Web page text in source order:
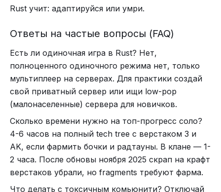
Rust учит: адаптируйся или умри.
Ответы на частые вопросы (FAQ)
Есть ли одиночная игра в Rust? Нет,
полноценного одиночного режима нет, только
мультиплеер на серверах. Для практики создай
свой приватный сервер или ищи low-pop
(малонаселенные) сервера для новичков.
Сколько времени нужно на топ-прогресс соло?
4-6 часов на полный tech tree с верстаком 3 и
AK, если фармить бочки и радтауны. В клане — 1-
2 часа. После обновы ноября 2025 скрап на крафт
верстаков убрали, но fragments требуют фарма.
Что делать с токсичным комьюнити? Отключай